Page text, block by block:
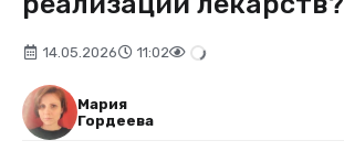
14.05.2026 11:02
Мария
Гордеева